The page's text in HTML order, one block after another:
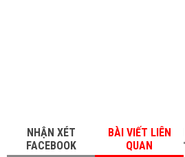
NHẬN XÉT
FACEBOOK
BÀI VIẾT LIÊN
QUAN